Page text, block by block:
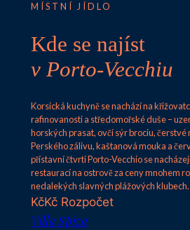
MÍSTNÍ JÍDLO
Kde se najíst
v Porto-Vecchiu
Korsická kuchyně se nachází na
rafinovanosti a středomořské duše –
horských prasat, ovčí sýr brociu, čerstvé
Perského zálivu, kaštanová mouka a
přístavní čtvrti Porto-Vecchio se
restaurací na ostrově za ceny mnohem
nedalekých slavných plážových klubech.
KčKč Rozpočet
Villa Spiza